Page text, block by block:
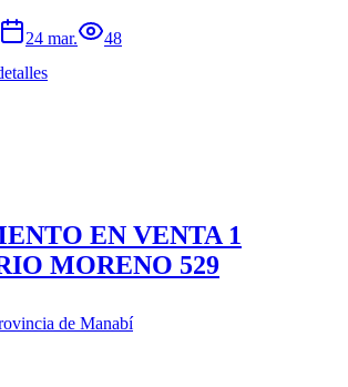
24 mar. 48
EN VENTA 1
MORENO 529
de Manabí